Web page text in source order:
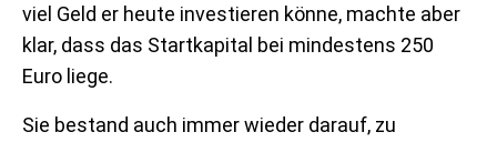
viel Geld er heute investieren könne, machte aber
klar, dass das Startkapital bei mindestens 250
Euro liege.
Sie bestand auch immer wieder darauf, zu